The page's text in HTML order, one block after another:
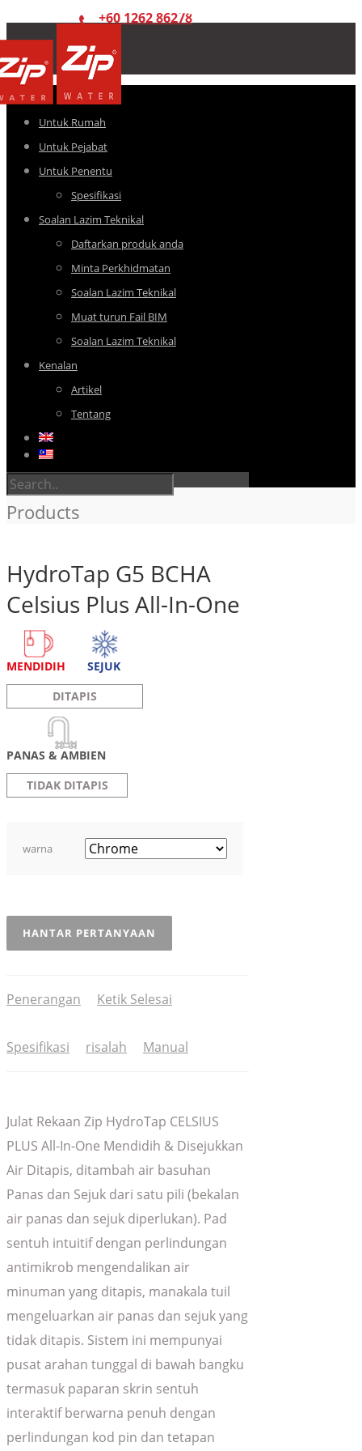
+60 1262 86278
Untuk Rumah
Untuk Pejabat
Untuk Penentu
Spesifikasi
Soalan Lazim Teknikal
Daftarkan produk anda
Minta Perkhidmatan
Soalan Lazim Teknikal
Muat turun Fail BIM
Soalan Lazim Teknikal
Kenalan
Artikel
Tentang
Products
HydroTap G5 BCHA
Celsius Plus All-In-One
MENDIDIH
SEJUK
DITAPIS
PANAS & AMBIEN
TIDAK DITAPIS
warna
HANTAR PERTANYAAN
Penerangan Ketik Selesai
Spesifikasi risalah Manual
Julat Rekaan Zip HydroTap CELSIUS
PLUS All-In-One Mendidih & Disejukkan
Air Ditapis, ditambah air basuhan
Panas dan Sejuk dari satu pili (bekalan
air panas dan sejuk diperlukan). Pad
sentuh intuitif dengan perlindungan
antimikrob mengendalikan air
minuman yang ditapis, manakala tuil
mengeluarkan air panas dan sejuk yang
tidak ditapis. Sistem ini mempunyai
pusat arahan tunggal di bawah bangku
termasuk paparan skrin sentuh
interaktif berwarna penuh dengan
perlindungan kod pin dan tetapan